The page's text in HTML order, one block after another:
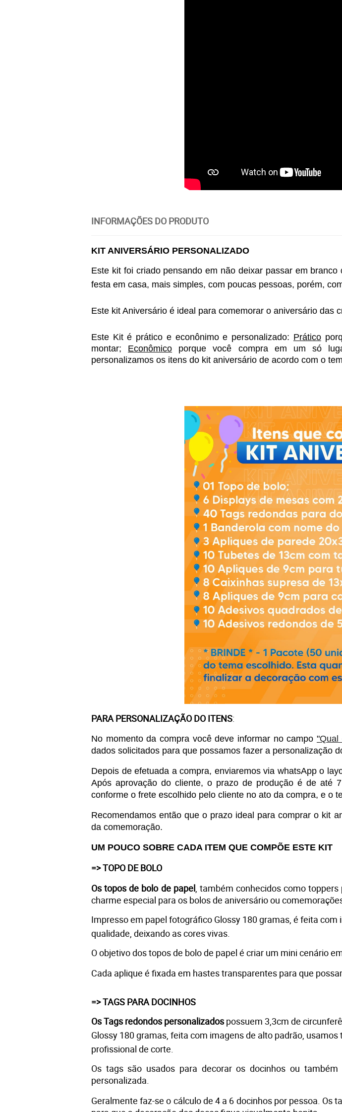
INFORMAÇÕES DO PRODUTO
KIT ANIVERSÁRIO PERSONALIZADO
Este kit foi criado pensando em não deixar passar em
festa em casa, mais simples, com poucas pessoas, porém,
Este kit Aniversário é ideal para comemorar o aniversário das
Este Kit é prático e econônimo e personalizado: Prático
montar; Econômico porque você compra em um só
personalizamos os itens do kit aniversário de acordo com o
PARA PERSONALIZAÇÃO DO ITENS:
No momento da compra você deve informar no campo "Qual
dados solicitados para que possamos fazer a personalização
Depois de efetuada a compra, enviaremos via whatsApp o
Após aprovação do cliente, o prazo de produção é de até
conforme o frete escolhido pelo cliente no ato da compra, e o
Recomendamos então que o prazo ideal para comprar o kit
da comemoração.
UM POUCO SOBRE CADA ITEM QUE COMPÕE ESTE KIT
=> TOPO DE BOLO
Os topos de bolo de papel, também conhecidos como
charme especial para os bolos de aniversário ou
Impresso em papel fotográfico Glossy 180 gramas, é feita
qualidade, deixando as cores vivas.
O objetivo dos topos de bolo de papel é criar um mini cenário
Cada aplique é fixada em hastes transparentes para que
=> TAGS PARA DOCINHOS
Os Tags redondos personalizados possuem 3,3cm de
Glossy 180 gramas, feita com imagens de alto padrão,
profissional de corte.
Os tags são usados para decorar os docinhos ou
personalizada.
Geralmente faz-se o cálculo de 4 a 6 docinhos por pessoa.